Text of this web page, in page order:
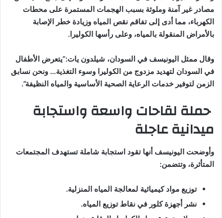
مصادر غير آمنة وملوثة بسبب الهجمات المستمرة على محطات
الكهرباء، مما أدى إلى تفاقم نقص المياه وزيادة خطر الإصابة
بالأمراض المنقولة بالمياه، وعلى رأسها الكوليرا.
وقال ممثل اليونيسف في السودان، شيلدون يات:”يتعرض الأطفال
في السودان لتهديد مزدوج من الكوليرا وسوء التغذية… ونحن نسابق
الزمن لتوفير خدمات الرعاية الصحية الأساسية والمياه النظيفة”.
حملة لقاحات واسعة واستجابة
ميدانية عاجلة
وأوضحت اليونيسف أنها تقود استجابة شاملة تستهدف المجتمعات
المتأثرة، وتتضمن:
توزيع مواد كيميائية لمعالجة المياه المنزلية.
نشر أجهزة كلور في نقاط توزيع المياه.